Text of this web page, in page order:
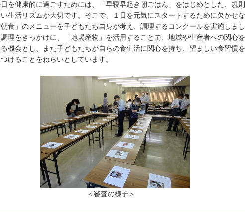
を健康的に過ごすためには、「早寝早起き朝ごはん」をはじめとした、規則
生活リズムが大切です。そこで、１日を元気にスタートするために欠かせな
食」のメニューを子どもたち自身が考え、調理するコンクールを実施しまし
理をきっかけに、「地場産物」を活用することで、地域や生産者への関心を
機会とし、また子どもたちが自らの食生活に関心を持ち、望ましい食習慣を
けることをねらいとしています。
審査の様子＞